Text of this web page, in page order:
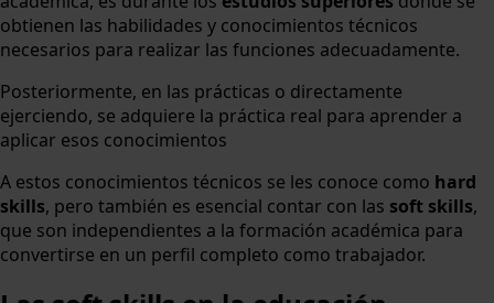
obtienen las habilidades y conocimientos técnicos
necesarios para realizar las funciones adecuadamente.
Posteriormente, en las prácticas o directamente
ejerciendo, se adquiere la práctica real para aprender a
aplicar esos conocimientos
A estos conocimientos técnicos se les conoce como hard
skills, pero también es esencial contar con las soft skills,
que son independientes a la formación académica para
convertirse en un perfil completo como trabajador.